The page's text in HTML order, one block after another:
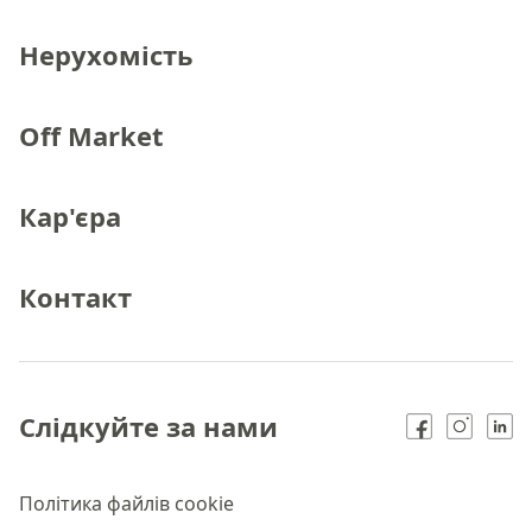
Нерухомість
Off Market
Кар'єра
Контакт
Політика файлів cookie
Слідкуйте за нами